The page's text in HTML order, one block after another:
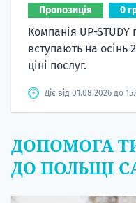
Пропозиція 0
Компанія UP-STUDY
вступають на осінь
ціні послуг.
Діє від 01.08.2026 до
ДОПОМОГА
ДО ПОЛЬЩІ